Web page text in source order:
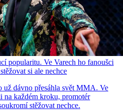
popularitu. Ve Varech ho fanoušci
si ale nechce
už dávno přesáhla svět MMA. Ve
na každém kroku, promotér
stěžovat nechce.